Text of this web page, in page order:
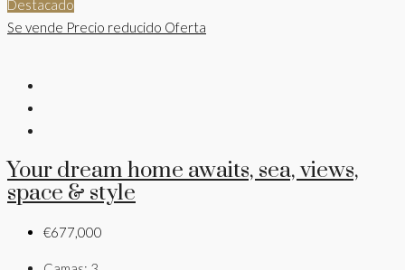
Destacado
Se vende Precio reducido Oferta
Your dream home awaits, sea, views,
space & style
€677,000